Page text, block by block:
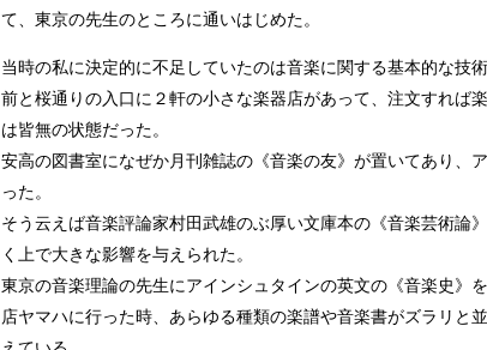
て、東京の先生のところに通いはじめた。
当時の私に決定的に不足していたのは音楽に関する基本的な技
前と桜通りの入口に２軒の小さな楽器店があって、注文すれば
は皆無の状態だった。
安高の図書室になぜか月刊雑誌の《音楽の友》が置いてあり、
った。
そう云えば音楽評論家村田武雄のぶ厚い文庫本の《音楽芸術論
く上で大きな影響を与えられた。
東京の音楽理論の先生にアインシュタインの英文の《音楽史》
店ヤマハに行った時、あらゆる種類の楽譜や音楽書がズラリと